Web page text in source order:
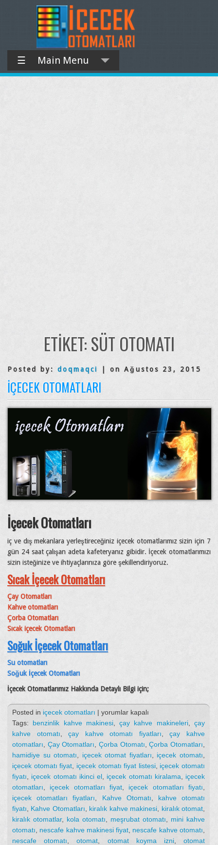
☰ Main Menu
ETIKET:SÜT OTOMATI
Posted by: doqmaqci | on Ağustos 23, 2015
İÇECEK OTOMATLARI
İçecek Otomatları
iç ve dış mekanlara yerleştireceğiniz içecek otomatlarımız sizin için 7
gün 24 saat çalışan adeta kafeteryanız gibidir. İçecek otomatlarımızı
sizin isteğinize ve ihtiyaçlarınıza göre şekillendiriyoruz.
Sıcak İçecek Otomatları
Çay Otomatları
Kahve otomatları
Çorba Otomatları
Sıcak içecek Otomatları
Soğuk İçecek Otomatları
Su otomatları
Soğuk İçecek Otomatları
İçecek Otomatlarımız Hakkında Detaylı Bilgi için;
Posted in içecek otomatları | İçecek
Otomatları
için
yorumlar kapalı
Tags: benzinlik kahve makinesi,çay kahve makineleri,çay
kahve otomatı ,çay kahve otomatı fiyatları ,çay kahve
otomatları
Çay Otomatları ,Çorba Otomatı ,Çorba Otomatları
hamidiye su otomatı
içecek otomat fiyatları içecek otomatı
içecek otomatı fiyat
içecek otomatı fiyat listesi, içecek otomatı
fiyatı
içecek otomatı ikinci el içecek otomatı kiralama
içecek
otomatları
içecek otomatları fiyat içecek otomatları fiyatı
içecek otomatları fiyatları
Kahve Otomatı
kahve otomatı
fiyatı
Kahve Otomatları kiralık kahve makinesi kiralık otomat
kiralık otomatlar, kola otomatı meşrubat otomatı
mini kahve
otomatı
nescafe kahve makinesi fiyat nescafe kahve otomatı
nescafe otomatı ,otomat otomat koyma izni,otomat